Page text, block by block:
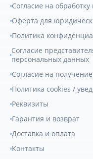
Согласие на
Оферта для
Политика
Согласие
персональных данных
Согласие на
Политика cookies /
Реквизиты
Гарантия и возврат
Доставка и оплата
Контакты